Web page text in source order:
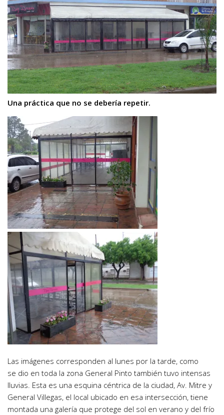
Una práctica que no se debería repetir.
Las imágenes corresponden al lunes por la tarde, como
se dio en toda la zona General Pinto también tuvo intensas
lluvias. Esta es una esquina céntrica de la ciudad, Av. Mitre y
General Villegas, el local ubicado en esa intersección, tiene
montada una galería que protege del sol en verano y del frío